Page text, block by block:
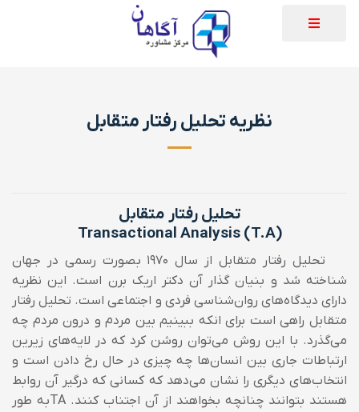
نظریه تحلیل رفتار متقابل
تحلیل رفتار متقابل
Transactional Analysis (T.A)
تحلیل رفتار متقابل از سال ۱۹۷۰ بصورت رسمی در جهان
شناخته شد و بنیان گذار آن دکتر اریک برن است. این نظریه
دارای دیدگاه‌های روان‌شناسی فردی و اجتماعی است. تحلیل رفتار
متقابل راهی است برای انکه ببینیم بین مردم و درون مردم چه
می‌گذرد. با این روش می‌توان روشن کرد که در لایه‌های زیرین
ارتباطات جاری بین انسان‌ها چه چیزی در حال رخ دادن است و
انتخاب‌های دیگری را نشان می‌دهد که کسانی که درگیر آن روابط
هستند بتوانند چنانچه بخواهند از آن اجتناب کنند. TAبه طور